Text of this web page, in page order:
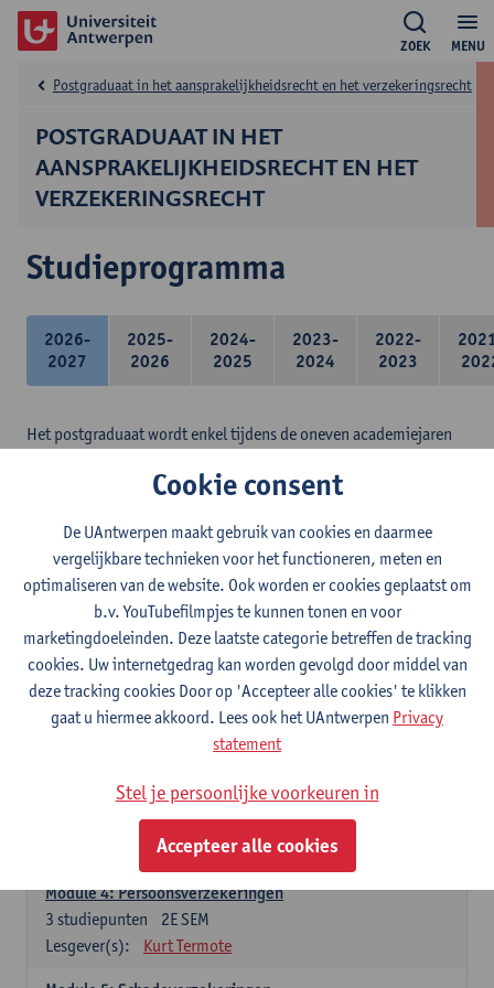
MENU
ZOEK
POSTGRADUAAT IN HET
AANSPRAKELIJKHEIDSRECHT EN HET
VERZEKERINGSRECHT
Postgraduaat in het aansprakelijkheidsrecht en het verzekeringsrecht
Studieprogramma
2026-
2027
2025-
2026
2024-
2025
2023-
2024
2022-
2023
Het postgraduaat wordt enkel tijdens de oneven academiejaren
Module1: Aansprakelijkheid
1E SEM
3
studiepunten
Lesgever(s):
Dimitri Verhoeven
Module 2: Schade en schadeloosstelling
1E SEM
3studiepunten
Victor Schollaert
Module 3: Bijzondere aspecten van verzekeringsrecht
1E/2E SEM
studiepunten
Tine Meurs
Module 4: Persoonsverzekeringen
2E SEM
3 studiepunten
Lesgever(s):
Kurt Termote
Cookie consent
De UAntwerpen maakt gebruik van cookies en daarmee
vergelijkbare technieken voor het functioneren, meten en
optimaliseren van de website. Ook worden er cookies geplaatst om
b.v. YouTubefilmpjes te kunnen tonen en voor
marketingdoeleinden. Deze laatste categorie betreffen de tracking
cookies. Uw internetgedrag kan worden gevolgd door middel van
deze tracking cookies Door op 'Accepteer alle cookies' te klikken
gaat u hiermee akkoord. Lees ook het UAntwerpen Privacy
statement
Stel je persoonlijke voorkeuren in
Accepteer alle cookies